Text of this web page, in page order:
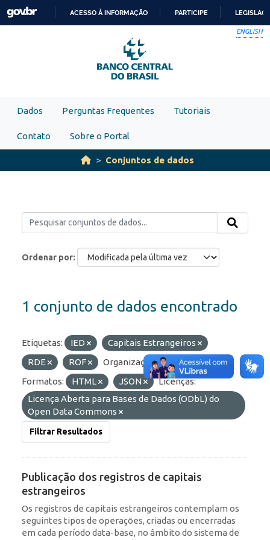
Skip to main content
PARA
O
CONTEÚDO
ACESSO À INFORMAÇÃO PARTICIPE
ENGLISH
Dados Perguntas Frequentes Tutoriais
Contato Sobre o Portal
Conjuntos de dados
Ordenar por
1 conjunto de dados encontrado
Etiquetas: IED
Capitais Estrangeiros
RDE
ROF Organizações:
BCB/Dstat
Formatos:
HTML JSON
Licenças:
Licença Aberta para Bases de Dados (ODbL) do
Open Data Commons
Filtrar Resultados
Publicação dos registros de capitais
estrangeiros
Os registros de capitais estrangeiros contemplam os
seguintes tipos de operações, criadas ou encerradas
em cada período data-base, no âmbito do sistema de